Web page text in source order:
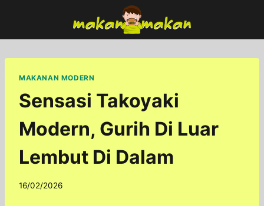
content
MAKANAN MODERN
Sensasi Takoyaki
Modern, Gurih Di Luar
Lembut Di Dalam
By
16/02/2026